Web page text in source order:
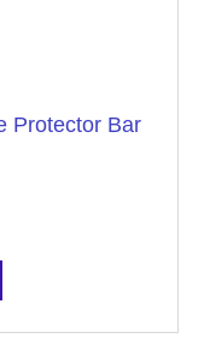
Protector Bar